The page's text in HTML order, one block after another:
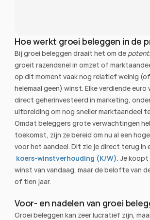
Hoe werkt groei beleggen in de
Bij groei beleggen draait het om de
groeit razendsnel in omzet of
op dit moment vaak nog relatief weinig
helemaal geen) winst. Elke verdiende
direct geherinvesteerd in marketing,
uitbreiding om nog sneller marktaandeel
Omdat beleggers grote verwachtingen
toekomst, zijn ze bereid om nu al een
voor het aandeel. Dit zie je direct terug in
koers-winstverhouding (K/W). Je
winst van vandaag, maar de belofte van
of tien jaar.
Voor- en nadelen van groei
Groei beleggen kan zeer lucratief zijn,